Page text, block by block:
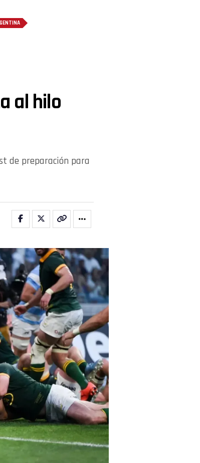
al hilo
de preparación para